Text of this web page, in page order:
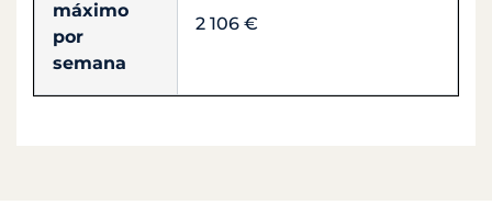
máximo
por
semana
2 106 €